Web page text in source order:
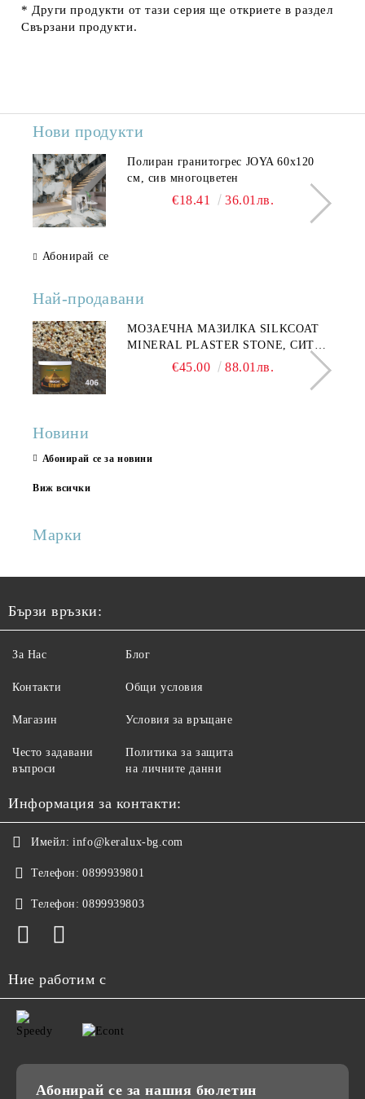
* Други продукти от тази серия ще откриете в раздел
Свързани продукти.
Нови продукти
Полиран гранитогрес JOYA 60x120
см, сив многоцветен
€18.41 36.01лв.
Абонирай се
Най-продавани
МОЗАЕЧНА МАЗИЛКА SILKCOAT
MINERAL PLASTER STONE, СИТЕН
КАМЪК 406 25КГ
€45.00 88.01лв.
Новини
Абонирай се за новини
Виж всички
Марки
Бързи връзки:
За Нас
Контакти
Магазин
Често задавани
въпроси
Блог
Общи условия
Условия за връщане
Политика за защита
на личните данни
Информация за контакти:
Имейл: info@keralux-bg.com
Телефон: 0899939801
Телефон: 0899939803
Ние работим с
Абонирай се за нашия бюлетин